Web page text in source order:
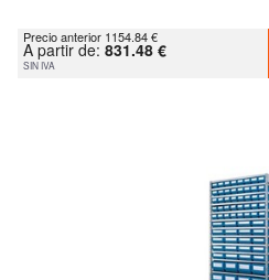
Precio anterior 1154.84 €
A partir de: 831.48 €
SIN IVA